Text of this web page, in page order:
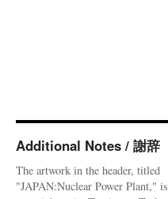
Additional Notes / 謝辞
The artwork in the header, titled
"JAPAN:Nuclear Power Plant," is